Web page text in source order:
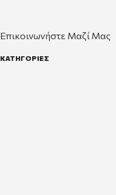
Επικοινωνήστε Μαζί Μας
ΚΑΤΗΓΟΡΙΕΣ